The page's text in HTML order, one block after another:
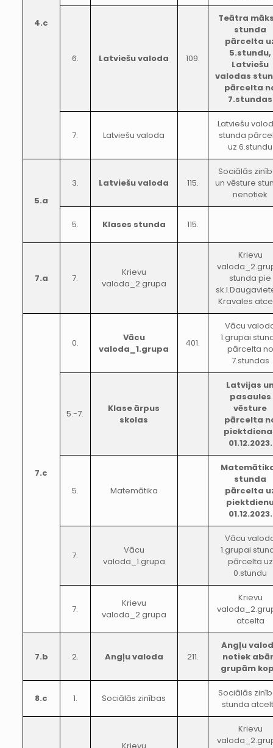
4.c
6. Latviešu valoda 109.
Teātra
stunda
pārcelta
5.stundu,
Latviešu
valodas
pārcelta
7.stundas
7. Latviešu valoda
Latviešu
stunda
uz 6.stundu
5.a
3. Latviešu valoda 115.
Sociālās
un vēsture
nenotiek
5. Klases stunda 115.
7.a 7.
Krievu
valoda_2.grupa
Krievu
stunda pie
Kravales
7.c
0.
Vācu
valoda_1.grupa
401.
Vācu
1.grupai
pārcelta no
7.stundas
5.-7.
Klase ārpus
skolas
Latvijas
pasaules
vēsture
pārcelta
01.12.2023.
5. Matemātika
stunda
pārcelta
01.12.2023.
7.
Vācu
valoda_1.grupa
Vācu
1.grupai
pārcelta uz
0.stundu
7.
Krievu
valoda_2.grupa
Krievu
atcelta
7.b 2. Angļu valoda 211.
Angļu
notiek
grupām
8.c 1. Sociālās zinības
Sociālās
stunda
Krievu